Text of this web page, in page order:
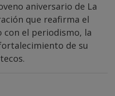
aniversario de La
que reafirma el
el periodismo, la
de su